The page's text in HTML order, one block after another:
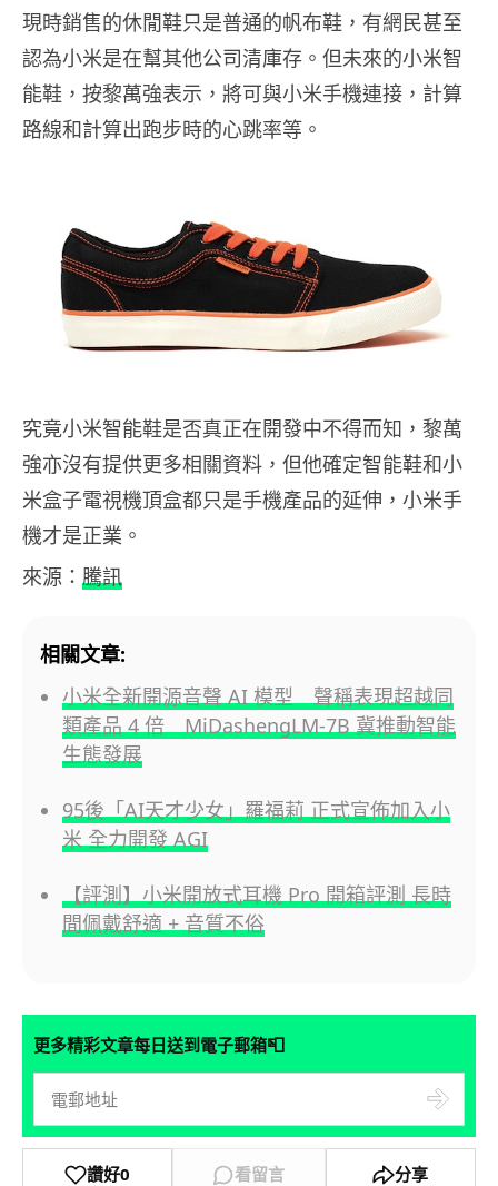
現時銷售的休閒鞋只是普通的帆布鞋，有網民甚至
認為小米是在幫其他公司清庫存。但未來的小米智
能鞋，按黎萬強表示，將可與小米手機連接，計算
路線和計算出跑步時的心跳率等。
究竟小米智能鞋是否真正在開發中不得而知，黎萬
強亦沒有提供更多相關資料，但他確定智能鞋和小
米盒子電視機頂盒都只是手機產品的延伸，小米手
機才是正業。
來源： 騰訊
相關文章:
小米全新開源音聲 AI 模型 聲稱表現超越同
類產品 4 倍 MiDashengLM-7B 冀推動智能
生態發展
95後「AI天才少女」羅福莉 正式宣佈加入小
米 全力開發 AGI
【評測】小米開放式耳機 Pro 開箱評測 長時
間佩戴舒適 + 音質不俗
更多精彩文章每日送到電子郵箱📮
讚好0 看留言 分享